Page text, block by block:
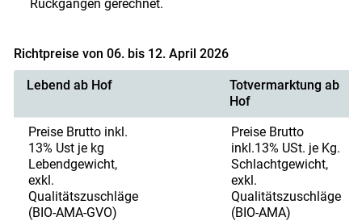
Rückgängen gerechnet.
Richtpreise von 06. bis 12. April 2026
Lebend ab Hof
Totvermarktung ab
Hof
Preise Brutto inkl.
13% Ust je kg
Lebendgewicht,
exkl.
Qualitätszuschläge
(BIO-AMA-GVO)
Preise Brutto
inkl.13% USt. je Kg.
Schlachtgewicht,
exkl.
Qualitätszuschläge
(BIO-AMA)